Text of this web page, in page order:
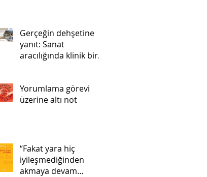
Gerçeğin dehşetine
yanıt: Sanat
aracılığında klinik bir
Yorumlama görevi
üzerine altı not
“Fakat yara hiç
iyileşmediğinden
akmaya devam